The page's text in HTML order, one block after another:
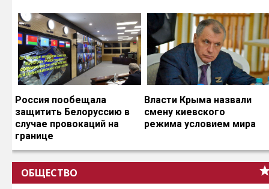
Россия пообещала
защитить Белоруссию в
случае провокаций на
границе
Власти Крыма назвали
смену киевского
режима условием мира
ОБЩЕСТВО